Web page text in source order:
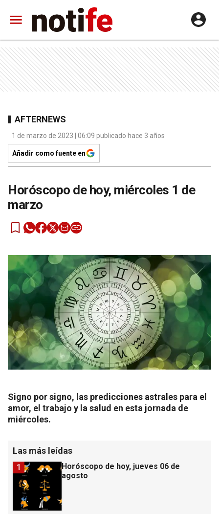
AFTERNEWS
1 de marzo de 2023 | 06:09 publicado hace 3 años
Añadir como fuente en
Horóscopo de hoy, miércoles 1 de
marzo
Signo por signo, las predicciones astrales para el
amor, el trabajo y la salud en esta jornada de
miércoles.
Las más leídas
Horóscopo de hoy, jueves 06 de
agosto
1